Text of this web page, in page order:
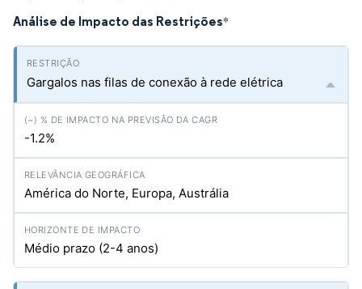
Análise de Impacto das Restrições*
Gargalos nas filas de conexão à rede elétrica
-1.2%
América do Norte, Europa, Austrália
Médio prazo (2-4 anos)